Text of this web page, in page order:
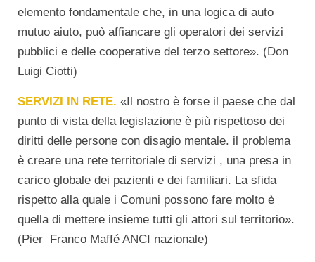
elemento fondamentale che, in una logica di auto
mutuo aiuto, può affiancare gli operatori dei servizi
pubblici e delle cooperative del terzo settore». (Don
Luigi Ciotti)
SERVIZI IN RETE. «Il nostro è forse il paese che dal
punto di vista della legislazione è più rispettoso dei
diritti delle persone con disagio mentale. il problema
è creare una rete territoriale di servizi , una presa in
carico globale dei pazienti e dei familiari. La sfida
rispetto alla quale i Comuni possono fare molto è
quella di mettere insieme tutti gli attori sul territorio».
(Pier Franco Maffé ANCI nazionale)